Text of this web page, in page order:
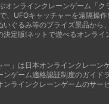
オンラインクレーンゲーム「
、UFOキャッチャーを遠隔操作!
いぐるみ等のプライズ景品から
決定版!ネットで遊べるオンラ
ー」は日本オンラインクレーン
ンゲーム適格認証制度のガイド
ラインクレーンゲームのサービ